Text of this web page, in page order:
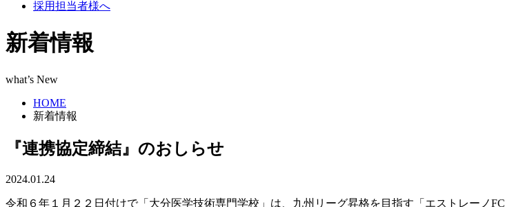
採用担当者様へ
新着情報
what’s New
HOME
新着情報
『連携協定締結』のおしらせ
2024.01.24
令和６年１月２２日付けで「大分医学技術専門学校」は、九州リーグ昇格を目指す「エストレーノ